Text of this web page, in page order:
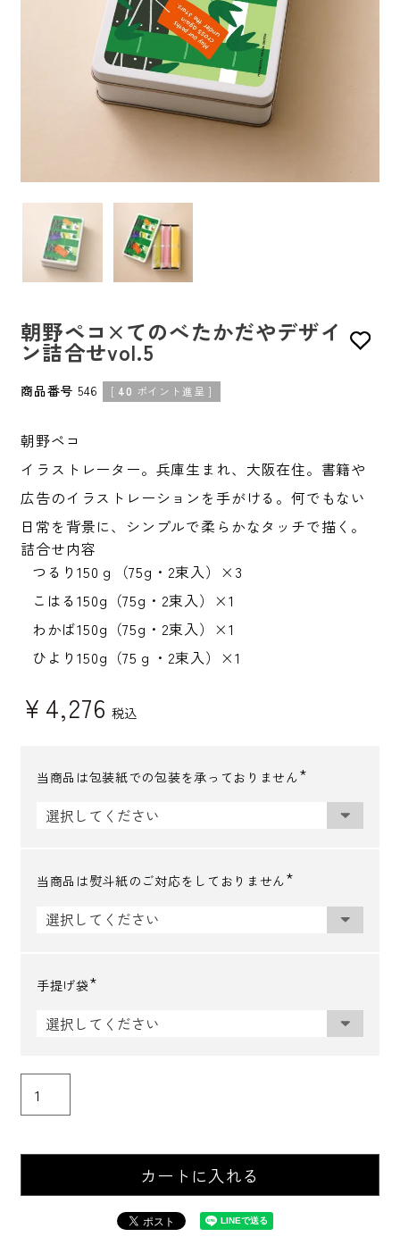
朝野ペコ×てのべたかだやデザイ
ン詰合せvol.5
商品番号 546 [ 40 ポイント進呈 ]
朝野ペコ
イラストレーター。兵庫生まれ、大阪在住。書籍や
広告のイラストレーションを手がける。何でもない
日常を背景に、シンプルで柔らかなタッチで描く。
詰合せ内容
つるり150ｇ（75g・2束入）×3
こはる150g（75g・2束入）×1
わかば150g（75g・2束入）×1
ひより150g（75ｇ・2束入）×1
¥ 4,276 税込
当商品は包装紙での包装を承っておりません
当商品は熨斗紙のご対応をしておりません
手提げ袋
必
カートに入れる